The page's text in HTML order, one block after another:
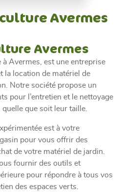
Avermes
Avermes
Avermes, est une entreprise
la location de matériel de
Notre société propose un
pour l’entretien et le nettoyage
que soit leur taille.
est à votre
pour vous offrir des
de votre matériel de jardin.
fournir des outils et
pour répondre à tous vos
des espaces verts.